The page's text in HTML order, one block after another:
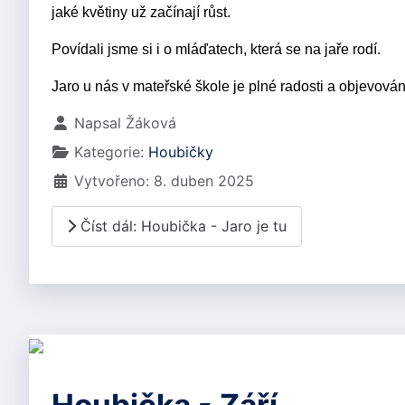
jaké květiny už začínají růst.
Povídali jsme si i o mláďatech, která se na jaře rodí.
Jaro u nás v mateřské škole je plné radosti a
Základní údaje
Napsal Žáková
Kategorie: Houbičky
Vytvořeno: 8. duben 2025
Číst dál: Houbička - Jaro je tu